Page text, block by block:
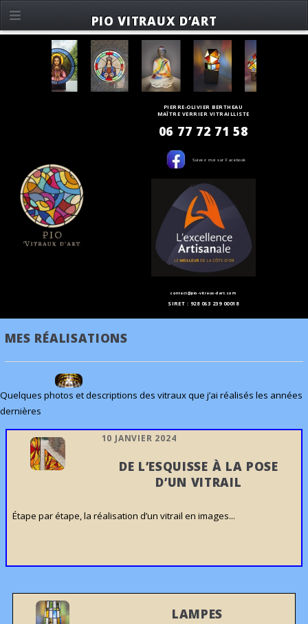
PIERRE-OLIVIER BERTHEAU
MAÎTRE VERRIER VITRAILLISTE
06 77 72 71 58
Suivez moi sur Facebook
contact@pio-vitraux-dart.com
SIRET : 928 063 239 00018
MES RÉALISATIONS
Quelques photos et descriptions des vitraux que j’ai réalisés les années
dernières
10 JANVIER 2024
DE L’ESQUISSE À LA POSE
D’UN VITRAIL
Étape par étape, la réalisation d’un vitrail en images...
LAMPES
PIO VITRAUX D’ART